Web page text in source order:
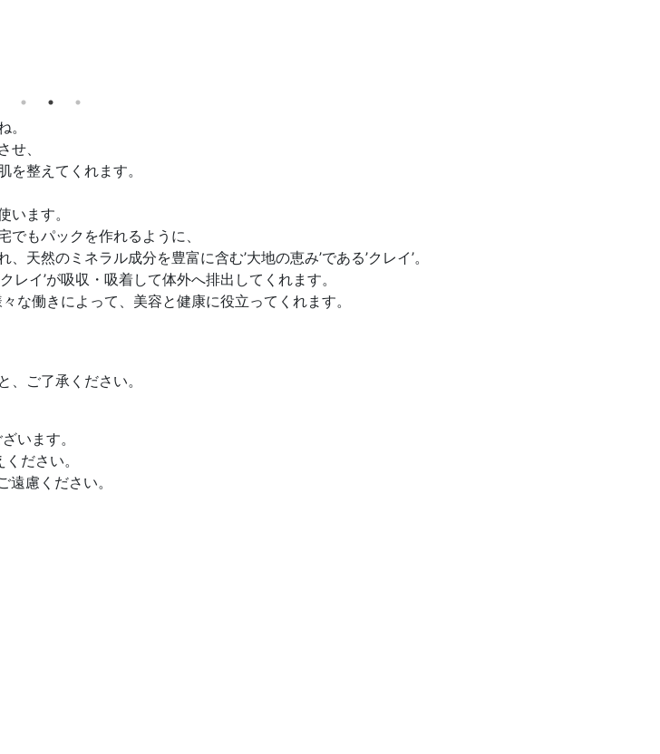
、
整えてくれます。
ます。
もパックを作れるように、
然のミネラル成分を豊富に含む’大地の恵み’である’クレイ’。
イ’が吸収・吸着して体外へ排出してくれます。
な働きによって、美容と健康に役立ってくれます。
ご了承ください。
います。
ださい。
慮ください。